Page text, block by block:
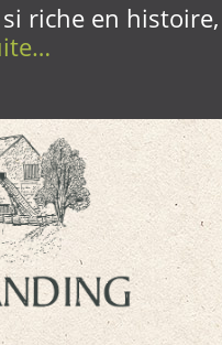
riche en